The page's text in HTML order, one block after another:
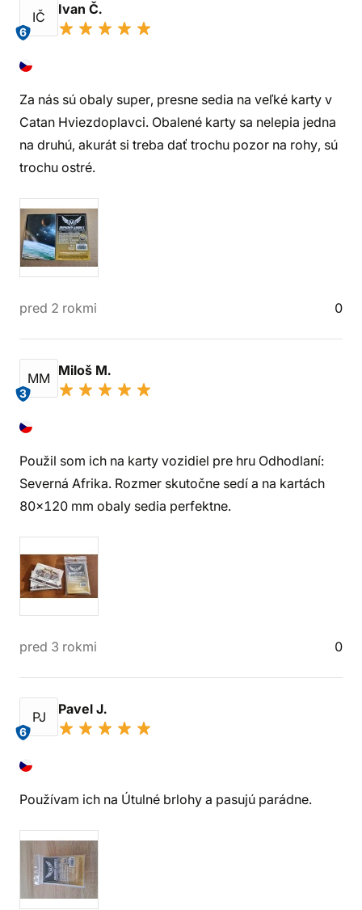
IČ
6
Ivan Č.
Za nás sú obaly super, presne sedia na veľké karty v
Catan Hviezdoplavci. Obalené karty sa nelepia jedna
na druhú, akurát si treba dať trochu pozor na rohy, sú
trochu ostré.
pred 2 rokmi 0
MM
3
Miloš M.
Použil som ich na karty vozidiel pre hru Odhodlaní:
Severná Afrika. Rozmer skutočne sedí a na kartách
80x120 mm obaly sedia perfektne.
pred 3 rokmi 0
PJ
6
Pavel J.
Používam ich na Útulné brlohy a pasujú parádne.